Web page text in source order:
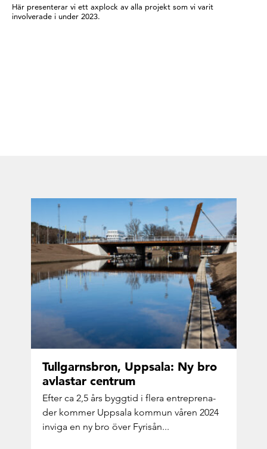
Här presenterar vi ett axplock av alla projekt som vi varit
involverade i under 2023.
Tull­garns­bron, Upp­sa­la: Ny bro
av­las­tar cent­rum
Efter ca 2,5 års bygg­tid i flera ent­re­pre­na­
der kom­mer Upp­sa­la kom­mun våren 2024
in­vi­ga en ny bro över Fy­risån...